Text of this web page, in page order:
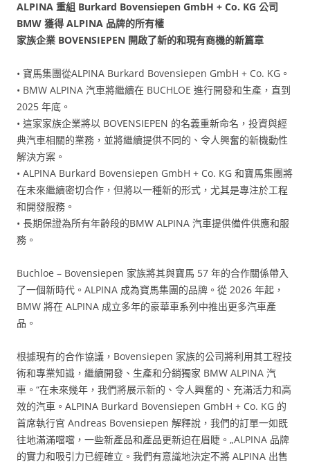
ALPINA 重組 Burkard Bovensiepen GmbH + Co. KG 公司
BMW 獲得 ALPINA 品牌的所有權
家族企業 BOVENSIEPEN 開啟了新的和現有商機的新篇章
• 寶馬集團從ALPINA Burkard Bovensiepen GmbH + Co. KG。
• BMW ALPINA 汽車將繼續在 BUCHLOE 進行開發和生產，直到
2025 年底。
• 這家家族企業將以 BOVENSIEPEN 的名義重新命名，投資與經
典汽車相關的業務，並將繼續提供不同的、令人興奮的新機動性
解決方案。
• ALPINA Burkard Bovensiepen GmbH + Co. KG 和寶馬集團將
在未來繼續密切合作，但將以一種新的形式，尤其是專注於工程
和開發服務。
• 長期保證為所有年齡段的BMW ALPINA 汽車提供備件供應和服
務。
Buchloe – Bovensiepen 家族將其與寶馬 57 年的合作關係帶入
了一個新時代。ALPINA 成為寶馬集團的品牌。從 2026 年起，
BMW 將在 ALPINA 成立多年的豪華車系列中推出更多汽車產
品。
根據現有的合作協議，Bovensiepen 家族的公司將利用其工程技
術和專業知識，繼續開發、生產和分銷獨家 BMW ALPINA 汽
車。“在未來幾年，我們將展示新的、令人興奮的、充滿活力和高
效的汽車。ALPINA Burkard Bovensiepen GmbH + Co. KG 的
首席執行官 Andreas Bovensiepen 解釋說，我們的訂單一如既
往地滿滿噹噹，一些新產品和產品更新迫在眉睫。„ALPINA 品牌
的實力和吸引力已經確立。我們有意識地決定不將 ALPINA 出售